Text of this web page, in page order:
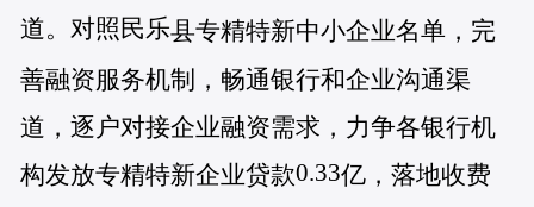
道。对照民乐县专精特新中小企业名单，完
善融资服务机制，畅通银行和企业沟通渠
道，逐户对接企业融资需求，力争各银行机
构发放专精特新企业贷款0.33亿，落地收费